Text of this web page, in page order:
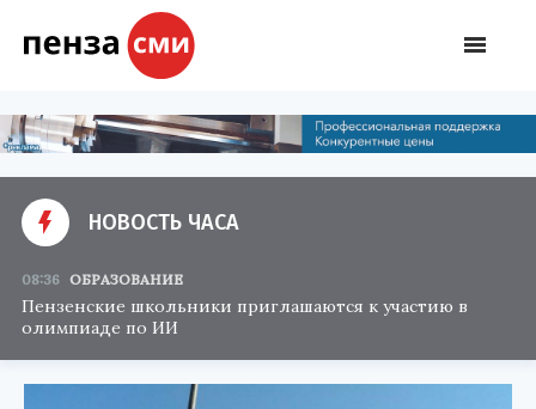
НОВОСТЬ ЧАСА
08:36 ОБРАЗОВАНИЕ
Пензенские школьники приглашаются к участию в
олимпиаде по ИИ